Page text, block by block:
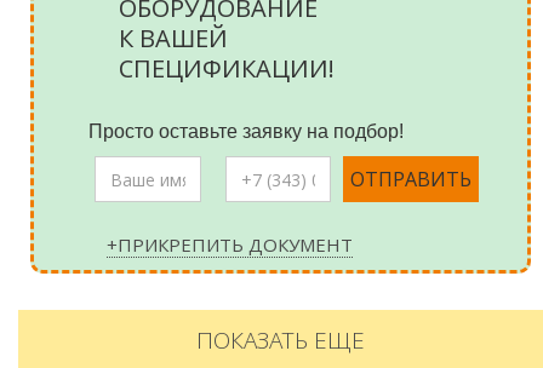
ОБОРУДОВАНИЕ
К ВАШЕЙ
СПЕЦИФИКАЦИИ!
Просто оставьте заявку на подбор!
+ПРИКРЕПИТЬ ДОКУМЕНТ
ПОКАЗАТЬ ЕЩЕ